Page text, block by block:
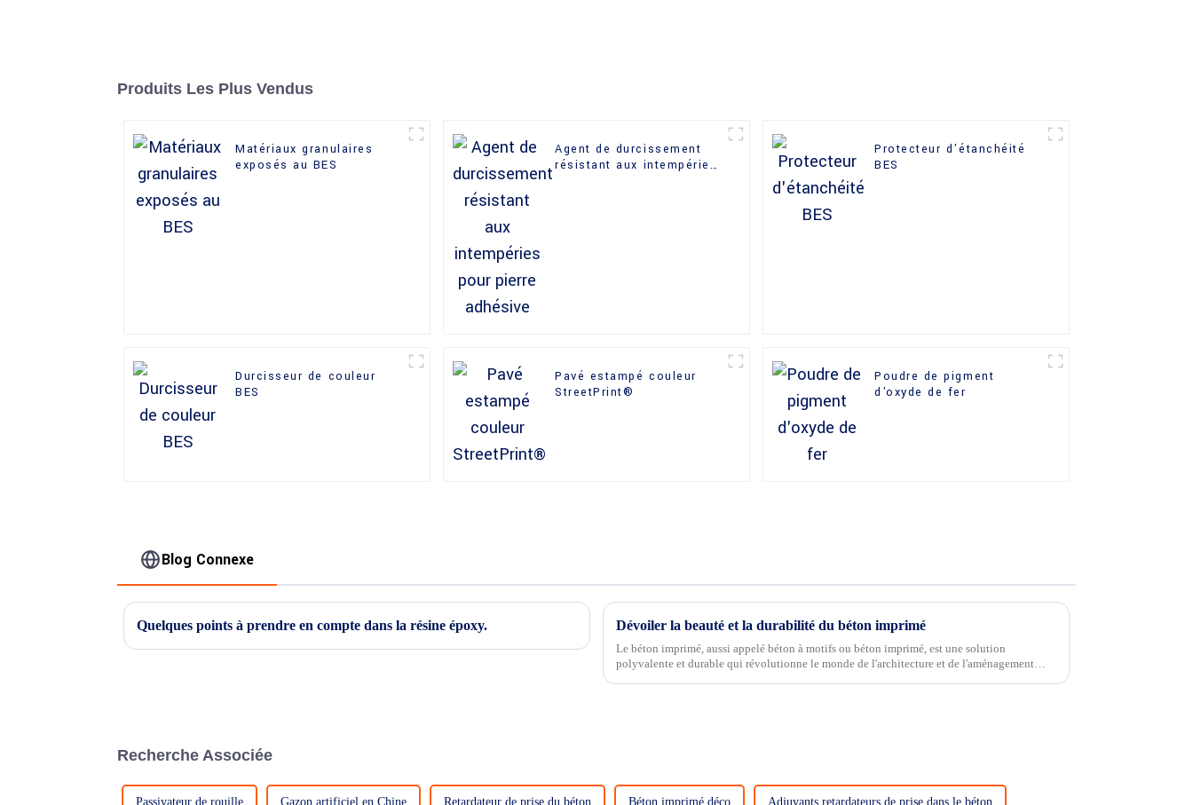
Produits Les Plus Vendus
Matériaux granulaires
exposés au BES
Agent de durcissement
résistant aux intempéries
Protecteur d'étanchéité
BES
Durcisseur de couleur
BES
Pavé estampé couleur
StreetPrint®
Poudre de pigment
d'oxyde de fer
Blog Connexe
Quelques points à prendre en compte dans la résine époxy. Dévoiler la beauté et la durabilité du béton imprimé
Le béton imprimé, aussi appelé béton à motifs ou béton imprimé, est une solution
polyvalente et durable qui révolutionne le monde de l'architecture et de l'aménagement
Recherche Associée
Passivateur de rouille Gazon artificiel en Chine Retardateur de prise du béton Béton imprimé déco Adjuvants retardateurs de prise dans le béton